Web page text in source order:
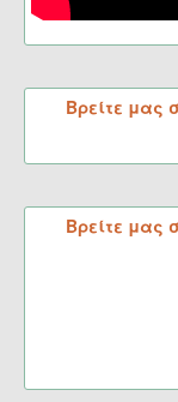
Βρείτε μας
Βρείτε μας